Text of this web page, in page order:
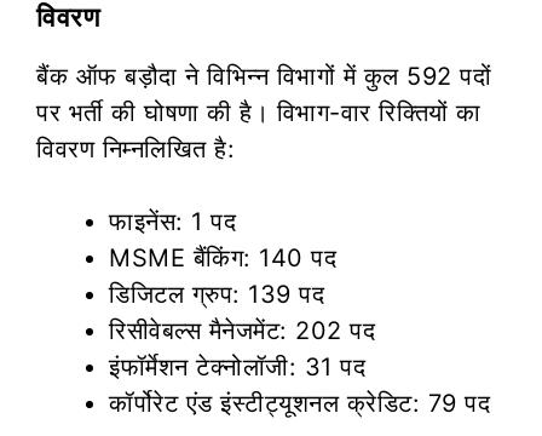
विवरण
बैंक ऑफ बड़ौदा ने विभिन्न विभागों में कुल 592 पदों
पर भर्ती की घोषणा की है। विभाग-वार रिक्तियों का
विवरण निम्नलिखित है:
फाइनेंस: 1 पद
MSME बैंकिंग: 140 पद
डिजिटल ग्रुप: 139 पद
रिसीवेबल्स मैनेजमेंट: 202 पद
इंफॉर्मेशन टेक्नोलॉजी: 31 पद
कॉर्पोरेट एंड इंस्टीट्यूशनल क्रेडिट: 79 पद